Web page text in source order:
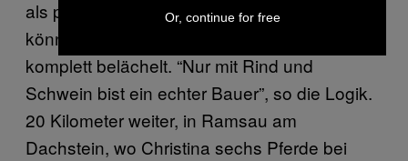
als politische Engstirnigkeit zusammenfassen
könnte. Pferdezucht werde in ihrer Region
komplett belächelt. “Nur mit Rind und
Schwein bist ein echter Bauer”, so die Logik.
20 Kilometer weiter, in Ramsau am
Dachstein, wo Christina sechs Pferde bei
Or, continue for free